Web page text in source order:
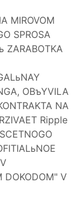
MIROVOM
SPROSA
ZARABOTKA
OBъYVILA
NA
Ripple
DOKODOM" V